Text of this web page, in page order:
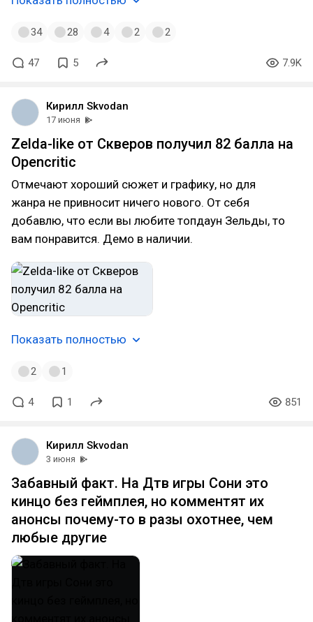
34 28 4 2 2
47 5 7.9K
Кирилл Skvodan
17 июня
Zelda-like от Скверов получил 82 балла на
Opencritic
Отмечают хороший сюжет и графику, но для
жанра не привносит ничего нового. От себя
добавлю, что если вы любите топдаун Зельды, то
вам понравится. Демо в наличии.
Показать полностью
2 1
4 1 851
Кирилл Skvodan
3 июня
Забавный факт. На Дтв игры Сони это
кинцо без геймплея, но комментят их
анонсы почему-то в разы охотнее, чем
любые другие